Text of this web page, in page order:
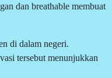
dan breathable membuat
di dalam negeri.
tersebut menunjukkan